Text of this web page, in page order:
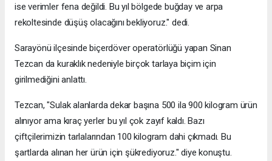
ise verimler fena değildi. Bu yıl bölgede buğday ve arpa
rekoltesinde düşüş olacağını bekliyoruz." dedi.
Sarayönü ilçesinde biçerdöver operatörlüğü yapan Sinan
Tezcan da kuraklık nedeniyle birçok tarlaya biçim için
girilmediğini anlattı.
Tezcan, "Sulak alanlarda dekar başına 500 ila 900 kilogram ürün
alınıyor ama kıraç yerler bu yıl çok zayıf kaldı. Bazı
çiftçilerimizin tarlalarından 100 kilogram dahi çıkmadı. Bu
şartlarda alınan her ürün için şükrediyoruz." diye konuştu.